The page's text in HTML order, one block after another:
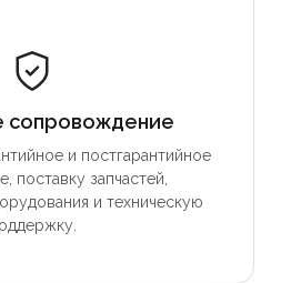
сопровождение
и постгарантийное
поставку запчастей,
и техническую